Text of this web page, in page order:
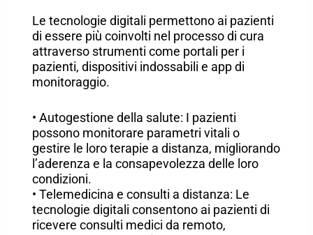
Le tecnologie digitali permettono ai pazienti
di essere più coinvolti nel processo di cura
attraverso strumenti come portali per i
pazienti, dispositivi indossabili e app di
monitoraggio.
• Autogestione della salute: I pazienti
possono monitorare parametri vitali o
gestire le loro terapie a distanza, migliorando
l’aderenza e la consapevolezza delle loro
condizioni.
• Telemedicina e consulti a distanza: Le
tecnologie digitali consentono ai pazienti di
ricevere consulti medici da remoto,